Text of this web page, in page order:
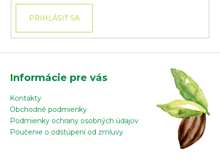
PRIHLÁSIŤ SA
Informácie pre vás
Kontakty
Obchodné podmienky
Podmienky ochrany osobných údajov
Poučenie o odstúpení od zmluvy